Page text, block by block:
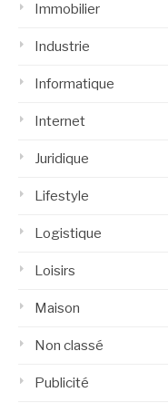
Immobilier
Industrie
Informatique
Internet
Juridique
Lifestyle
Logistique
Loisirs
Maison
Non classé
Publicité